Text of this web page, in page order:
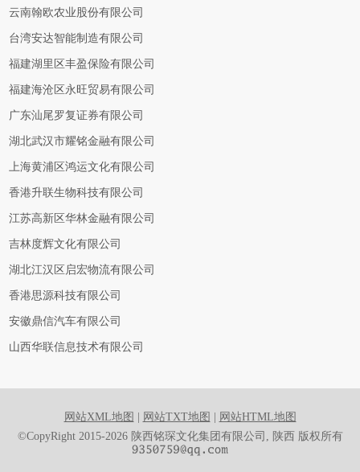
云南翰欧农业股份有限公司
台湾安达智能制造有限公司
福建湖里区丰盈保险有限公司
福建海沧区永旺贸易有限公司
广东汕尾罗复证券有限公司
湖北武汉市耀铭金融有限公司
上海黄浦区鸿运文化有限公司
香港升联生物科技有限公司
江苏高新区华林金融有限公司
吉林度辉文化有限公司
湖北江汉区启宏物流有限公司
香港思源科技有限公司
安徽鼎信汽车有限公司
山西华联信息技术有限公司
网站XML地图 网站TXT地图
网站HTML地图
©CopyRight 2015-2026 陕西铭琛文化集团有限公司, 陕西 版权所有